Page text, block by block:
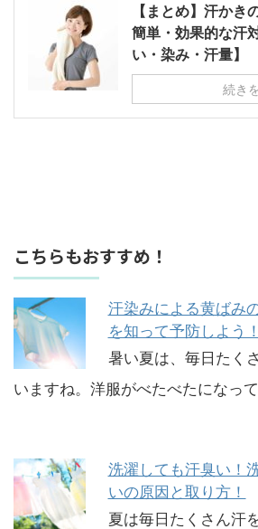
【まとめ】汗かき
簡単・効果的な汗
い・染み・汗量】
続き
こちらもおすすめ！
汗染みによる黄ばみ
を知って予防しよう！
暑い夏は、毎日たく
いますね。洋服がべたべたになっ
洗濯しても汗臭い！
いの原因と取り方！
夏は毎日たくさん汗